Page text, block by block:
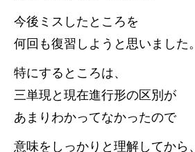
今後ミスしたところを
何回も復習しようと思いました。
特にするところは、
三単現と現在進行形の区別が
あまりわかってなかったので
意味をしっかりと理解してから、